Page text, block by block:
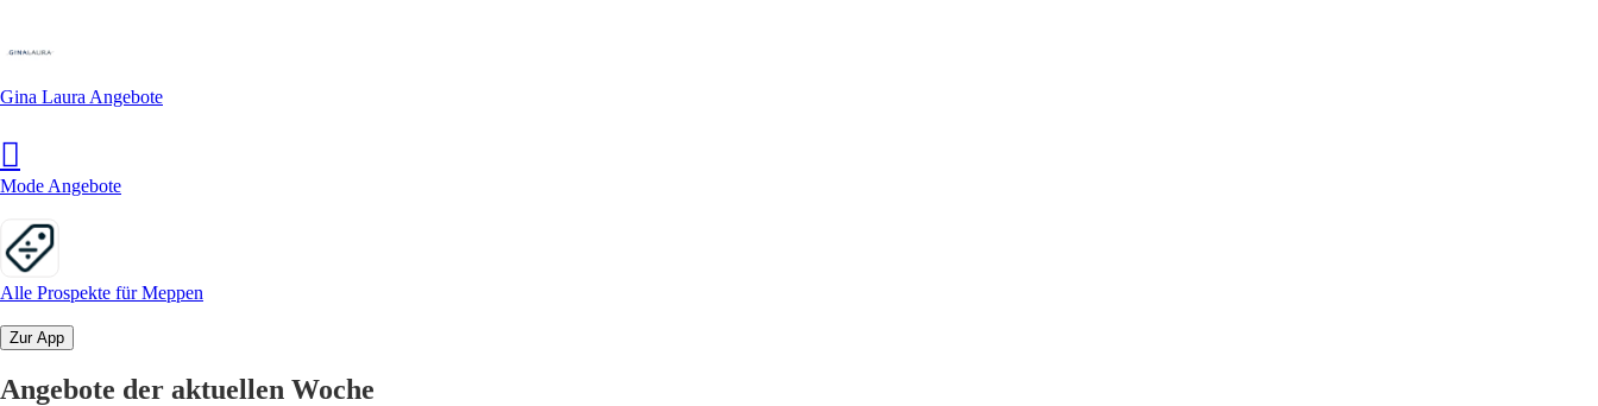
Gina Laura Angebote
Mode Angebote
Alle Prospekte für Meppen
Zur App
Angebote der aktuellen Woche